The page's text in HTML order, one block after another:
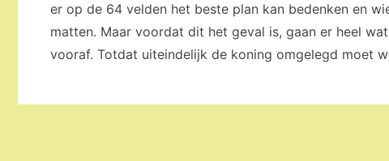
er op de 64 velden het beste plan kan bedenken en
matten. Maar voordat dit het geval is, gaan er heel
vooraf. Totdat uiteindelijk de koning omgelegd moet